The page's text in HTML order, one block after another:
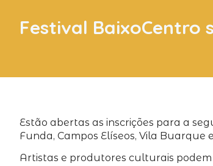
Festival BaixoCentro
Estão abertas as inscrições para a
Funda, Campos Elíseos, Vila Buarque
Artistas e produtores culturais podem